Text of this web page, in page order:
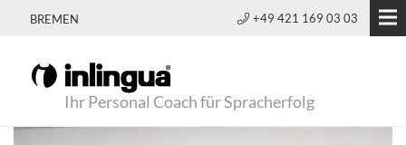
BREMEN +49 421 169 03 03
Ihr Personal Coach für Spracherfolg